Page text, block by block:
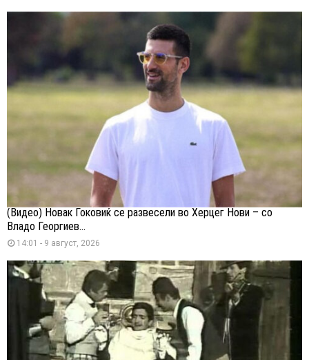
(Видео) Новак Ѓоковиќ се развесели во Херцег Нови – со
Владо Георгиев...
14:01 - 9 август, 2026